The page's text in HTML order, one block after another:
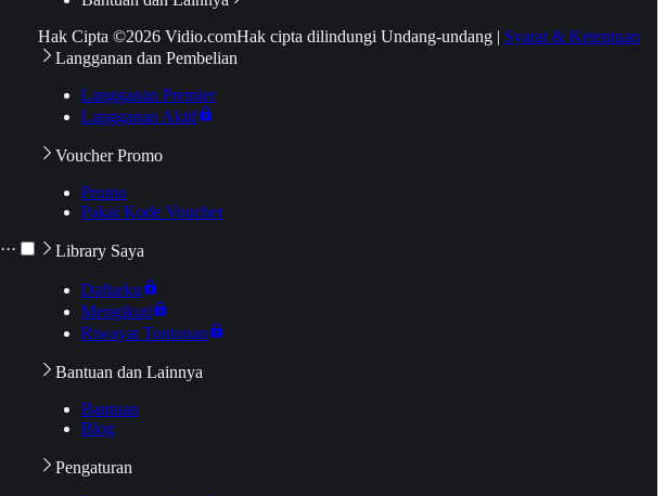
···
Hak Cipta ©2026 Vidio.comHak cipta dilindungi Undang-undang | Syarat & Ketentuan
Langganan dan Pembelian
Langganan Premier
Langganan Aktif
Voucher Promo
Promo
Pakai Kode Voucher
Library Saya
Daftarku
Mengikuti
Riwayat Tontonan
Bantuan dan Lainnya
Bantuan
Blog
Pengaturan